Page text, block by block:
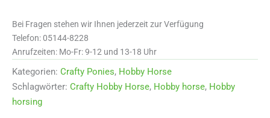
Bei Fragen stehen wir Ihnen jederzeit zur Verfügung
Telefon: 05144-8228
Anrufzeiten: Mo-Fr: 9-12 und 13-18 Uhr
Kategorien: Crafty Ponies, Hobby Horse
Schlagwörter: Crafty Hobby Horse, Hobby horse, Hobby
horsing